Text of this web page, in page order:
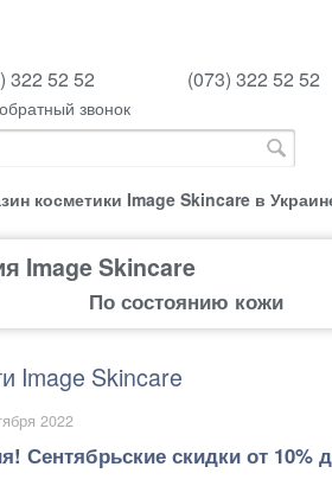
косметики Image Skincare в
322 52 52 (073) 322 52 52
звонок
Image Skincare
По состоянию кожи
Image Skincare
2022
Сентябрьские скидки от 10%